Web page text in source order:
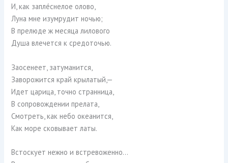
И, как заплéснелое олово,
Луна мне изумрудит ночью;
В прелюде ж месяца лилового
Душа влечется к средоточью.
Заосенеет, затуманится,
Заворожится край крылатый,—
Идет царица, точно странница,
В сопровождении прелата,
Смотреть, как небо океанится,
Как море сковывает латы.
Встоскует нежно и встревоженно…